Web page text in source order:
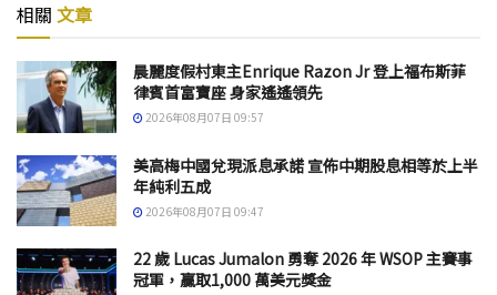
相關 文章
晨麗度假村東主Enrique Razon Jr 登上福布斯菲
律賓首富寶座 身家遙遙領先
2026年08月07日 09:57
美高梅中國兌現派息承諾 宣佈中期股息相等於上半
年純利五成
2026年08月07日 09:47
22 歲 Lucas Jumalon 勇奪 2026 年 WSOP 主賽事
冠軍，贏取1,000 萬美元獎金